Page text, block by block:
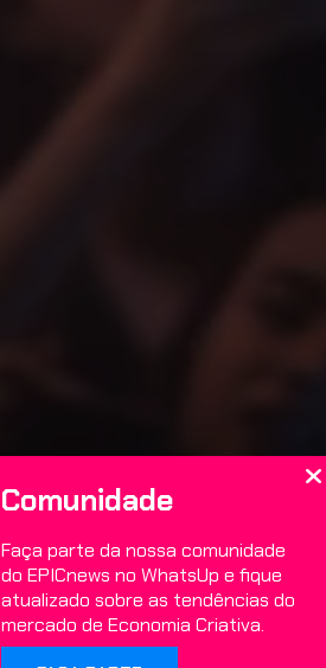
Comunidade
Faça parte da nossa comunidade
do EPICnews no WhatsUp e fique
atualizado sobre as tendências do
mercado de Economia Criativa.